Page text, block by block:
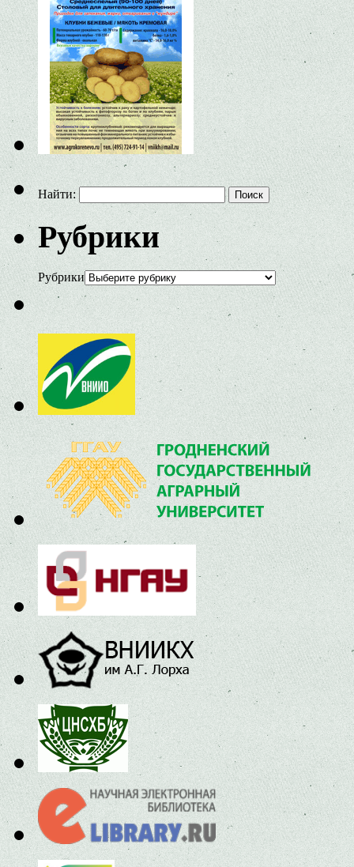
Найти:
Рубрики
Рубрики